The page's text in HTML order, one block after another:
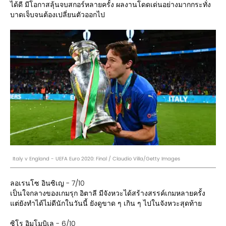
ได้ดี มีโอกาสลุ้นจบสกอร์หลายครั้ง ผลงานโดดเด่นอย่างมากกระทั่ง
บาดเจ็บจนต้องเปลี่ยนตัวออกไป
Italy v England - UEFA Euro 2020: Final / Claudio Villa/Getty Images
ลอเรนโซ อินซิเญ - 7/10
เป็นใจกลางของเกมรุก อิตาลี มีจังหวะได้สร้างสรรค์เกมหลายครั้ง
แต่ยังทำได้ไม่ดีนักในวันนี้ ยังดูขาด ๆ เกิน ๆ ไปในจังหวะสุดท้าย
ซิโร อิมโมบิเล - 6/10